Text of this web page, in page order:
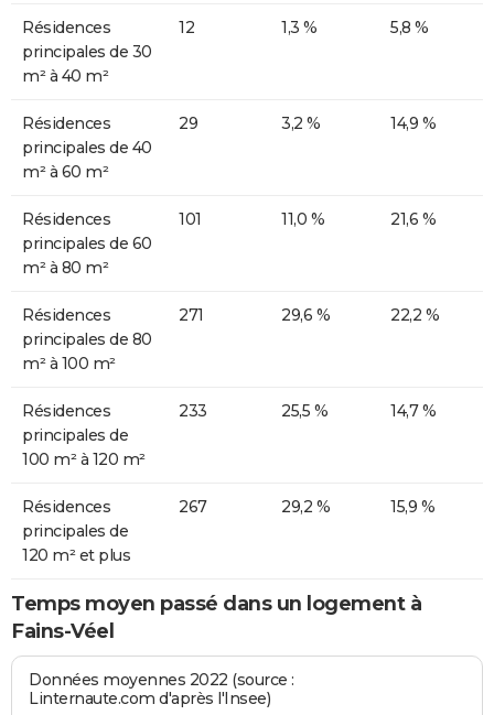
Résidences
principales de 30
m² à 40 m²
12 1,3 % 5,8 %
Résidences
principales de 40
m² à 60 m²
29 3,2 % 14,9 %
Résidences
principales de 60
m² à 80 m²
101 11,0 % 21,6 %
Résidences
principales de 80
m² à 100 m²
271 29,6 % 22,2 %
Résidences
principales de
100 m² à 120 m²
233 25,5 % 14,7 %
Résidences
principales de
120 m² et plus
267 29,2 % 15,9 %
Temps moyen passé dans un logement à
Fains-Véel
Données moyennes 2022 (source :
Linternaute.com d'après l'Insee)